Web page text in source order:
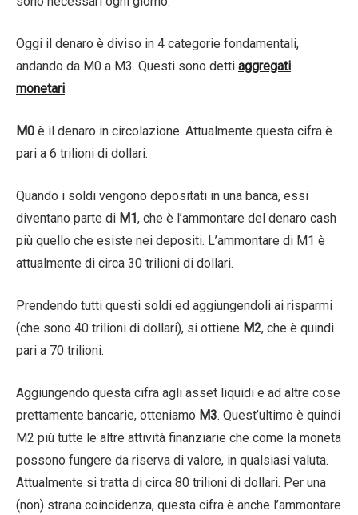
Oggi il denaro è diviso in 4 categorie fondamentali,
andando da M0 a M3. Questi sono detti aggregati
monetari.
M0 è il denaro in circolazione. Attualmente questa cifra è
pari a 6 trilioni di dollari.
Quando i soldi vengono depositati in una banca, essi
diventano parte di M1, che è l’ammontare del denaro cash
più quello che esiste nei depositi. L’ammontare di M1 è
attualmente di circa 30 trilioni di dollari.
Prendendo tutti questi soldi ed aggiungendoli ai risparmi
(che sono 40 trilioni di dollari), si ottiene M2, che è quindi
pari a 70 trilioni.
Aggiungendo questa cifra agli asset liquidi e ad altre cose
prettamente bancarie, otteniamo M3. Quest’ultimo è quindi
M2 più tutte le altre attività finanziarie che come la moneta
possono fungere da riserva di valore, in qualsiasi valuta.
Attualmente si tratta di circa 80 trilioni di dollari. Per una
(non) strana coincidenza, questa cifra è anche l’ammontare